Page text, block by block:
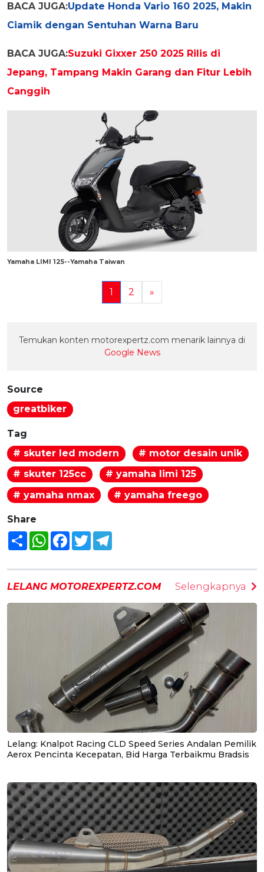
BACA JUGA:Update Honda Vario 160 2025, Makin
Ciamik dengan Sentuhan Warna Baru
BACA JUGA:Suzuki Gixxer 250 2025 Rilis di
Jepang, Tampang Makin Garang dan Fitur Lebih
Canggih
Yamaha LIMI 125--Yamaha Taiwan
1 2 »
Temukan konten motorexpertz.com menarik lainnya di
Google News
Source
greatbiker
Tag
# skuter led modern
# motor desain unik
# skuter 125cc
# yamaha limi 125
# yamaha nmax
# yamaha freego
Share
Share WhatsAppFacebook
Twitter
LELANG MOTOREXPERTZ.COM Selengkapnya
Lelang: Knalpot Racing CLD Speed Series Andalan Pemilik
Aerox Pencinta Kecepatan, Bid Harga Terbaikmu Bradsis